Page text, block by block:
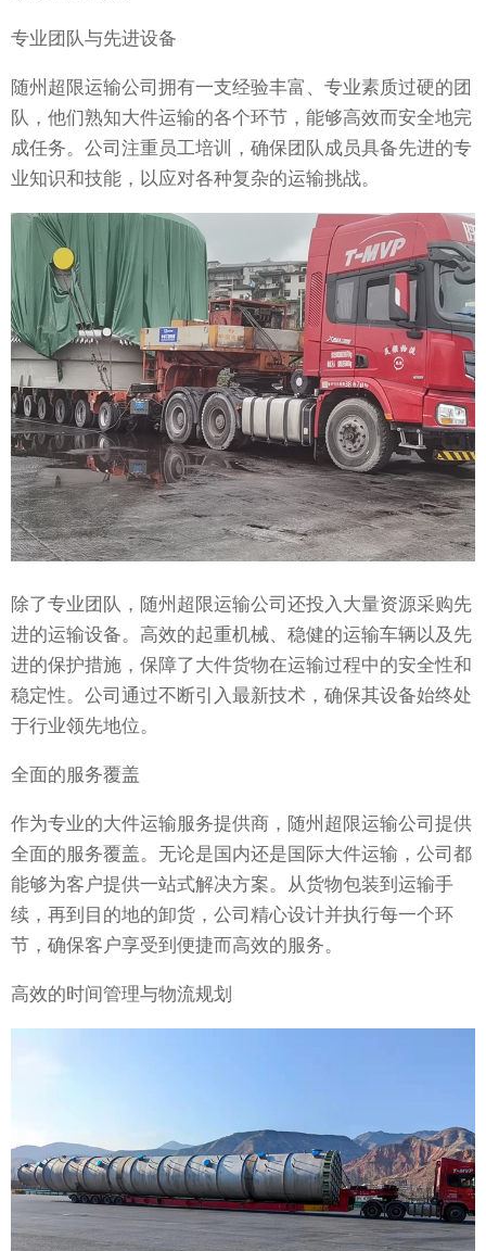
专业团队与先进设备
随州超限运输公司拥有一支经验丰富、专业素质过硬的团
队，他们熟知大件运输的各个环节，能够高效而安全地完
成任务。公司注重员工培训，确保团队成员具备先进的专
业知识和技能，以应对各种复杂的运输挑战。
除了专业团队，随州超限运输公司还投入大量资源采购先
进的运输设备。高效的起重机械、稳健的运输车辆以及先
进的保护措施，保障了大件货物在运输过程中的安全性和
稳定性。公司通过不断引入最新技术，确保其设备始终处
于行业领先地位。
全面的服务覆盖
作为专业的大件运输服务提供商，随州超限运输公司提供
全面的服务覆盖。无论是国内还是国际大件运输，公司都
能够为客户提供一站式解决方案。从货物包装到运输手
续，再到目的地的卸货，公司精心设计并执行每一个环
节，确保客户享受到便捷而高效的服务。
高效的时间管理与物流规划